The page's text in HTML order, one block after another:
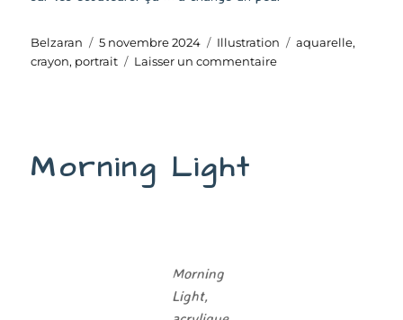
Auteur
Belzaran
Publié
le
5 novembre 2024 Catégories
Illustration Étiquettes
aquarelle,
crayon, portrait Laisser un commentairesur
Morning Light
Morning
Light,